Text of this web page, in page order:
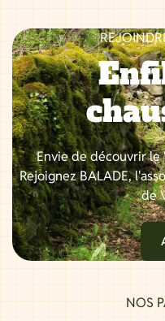
Envie de découvrir le
Rejoignez BALADE,
de
NOS